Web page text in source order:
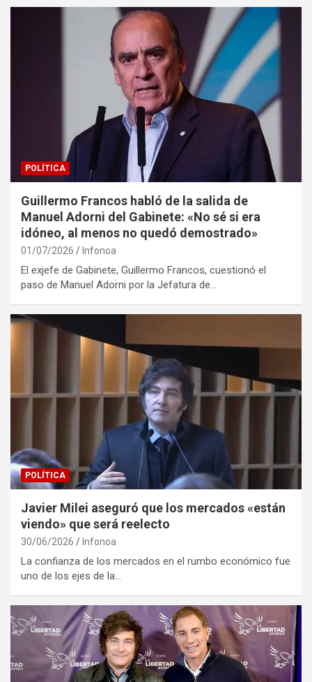
POLÍTICA
Guillermo Francos habló de la salida de
Manuel Adorni del Gabinete: «No sé si era
idóneo, al menos no quedó demostrado»
01/07/2026 Infonoa
El exjefe de Gabinete, Guillermo Francos, cuestionó el
paso de Manuel Adorni por la Jefatura de…
POLÍTICA
Javier Milei aseguró que los mercados «están
viendo» que será reelecto
30/06/2026 Infonoa
La confianza de los mercados en el rumbo económico fue
uno de los ejes de la…